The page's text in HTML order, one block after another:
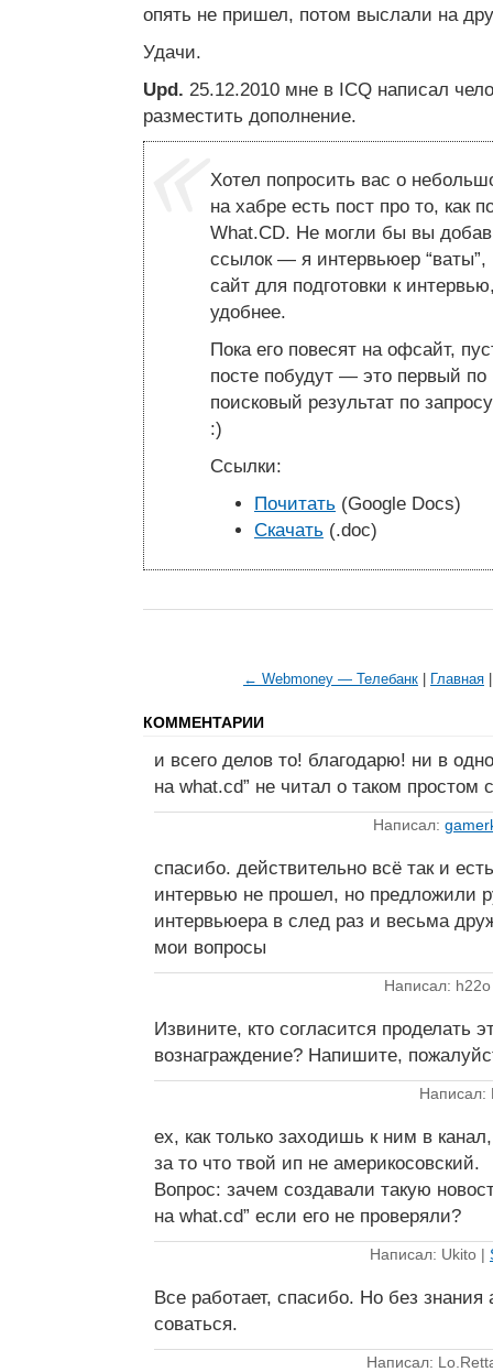
опять не пришел, потом выслали на
Удачи.
Upd. 25.12.2010 мне в ICQ написал
разместить дополнение.
Хотел попросить вас о
на хабре есть пост про то, как
What.CD. Не могли бы вы
ссылок — я интервьюер “ваты”,
сайт для подготовки к
удобнее.
Пока его повесят на офсайт,
посте побудут — это первый по
поисковый результат по
:)
Ссылки:
Почитать (Google Docs)
Скачать (.doc)
← Webmoney — Телебанк Главная
КОММЕНТАРИИ
и всего делов то! благодарю! ни в
на what.cd” не читал о таком простом
Написал:
спасибо. действительно всё так и
интервью не прошел, но предложили
интервьюера в след раз и весьма
мои вопросы
Написал:
Извините, кто согласится проделать
вознаграждение? Напишите,
Написал:
ех, как только заходишь к ним в
за то что твой ип не америкосовский.
Вопрос: зачем создавали такую
на what.cd” если его не проверяли?
Написал: Ukito |
Все работает, спасибо. Но без знания
соваться.
Написал: